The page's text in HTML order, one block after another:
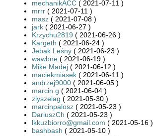
mechanikACC ( 2021-07-11 )
mrrr ( 2021-07-11 )
masz ( 2021-07-08 )
jark ( 2021-06-27 )
Krzychu2819 ( 2021-06-26 )
Kargeth ( 2021-06-24 )
Jebak Leśny ( 2021-06-23 )
wawbne ( 2021-06-19 )
Mike Madej ( 2021-06-12 )
maciekmiasek ( 2021-06-11 )
andrzej9000 ( 2021-06-05 )
marcin.g ( 2021-06-04 )
zlyszelag ( 2021-05-30 )
marcinpalosz ( 2021-05-23 )
DariuszCh ( 2021-05-23 )
lkkuzbiorro@gmail.com ( 2021-05-16 )
bashbash ( 2021-05-10 )